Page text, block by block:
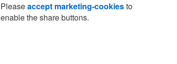
Pleaseaccept marketing-cookiesto
enable the share buttons.